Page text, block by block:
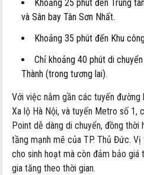
Khoảng 25 phút đến Trung
và Sân bay Tân Sơn Nhất.
Khoảng 35 phút đến Khu
Chỉ khoảng 40 phút di
Thành (trong tương lai).
Với việc nằm gần các tuyến đường
Xa lộ Hà Nội, và tuyến Metro số 1,
Point dễ dàng di chuyển, đồng
tầng mạnh mẽ của TP. Thủ Đức.
cho sinh hoạt mà còn đảm bảo
gia tăng theo thời gian.